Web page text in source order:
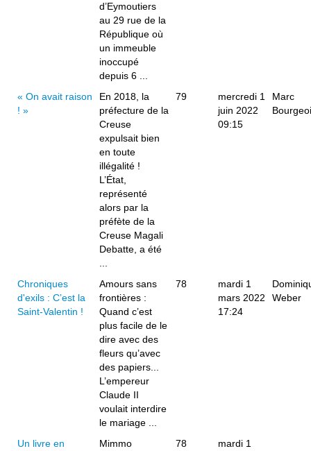
d’Eymoutiers
au 29 rue de la
République où
un immeuble
inoccupé
depuis 6 ...
« On avait raison
! »
En 2018, la
préfecture de la
Creuse
expulsait bien
en toute
illégalité !
L’État,
représenté
alors par la
préfète de la
Creuse Magali
Debatte, a été
79
mercredi 1
juin 2022
09:15
Marc
Chroniques
d'exils : C’est la
Saint-Valentin !
Amours sans
frontières :
Quand c’est
plus facile de le
dire avec des
fleurs qu’avec
des papiers...
L’empereur
Claude II
voulait interdire
le mariage ...
78
mardi 1
mars 2022
17:24
Weber
Un livre en
Mimmo
78
mardi 1